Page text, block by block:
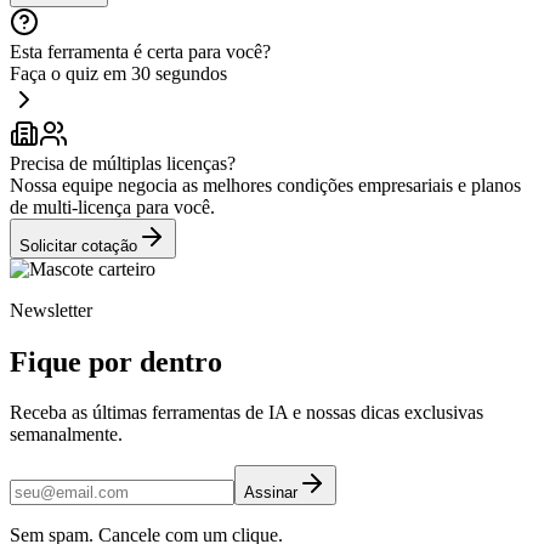
Esta ferramenta é certa para você?
Faça o quiz em 30 segundos
Precisa de múltiplas licenças?
Nossa equipe negocia as melhores condições empresariais e planos
de multi-licença para você.
Solicitar cotação
Newsletter
Fique por dentro
Receba as últimas ferramentas de IA e nossas dicas exclusivas
semanalmente.
Assinar
Sem spam. Cancele com um clique.